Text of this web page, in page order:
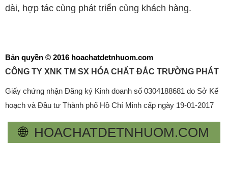
dài, hợp tác cùng phát triển cùng khách hàng.
Bản quyền © 2016 hoachatdetnhuom.com
CÔNG TY XNK TM SX HÓA CHẤT ĐẮC TRƯỜNG PHÁT
Giấy chứng nhận Đăng ký Kinh doanh số 0304188681 do Sở Kế
hoạch và Đầu tư Thành phố Hồ Chí Minh cấp ngày 19-01-2017
🌐 HOACHATDETNHUOM.COM